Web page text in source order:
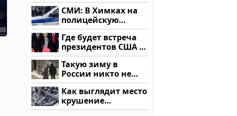
этого продукта: что
купить?
СМИ: В Химках на
полицейскую
машину напали и
подожгли.
Где будет встреча
президентов США и
России: Европа?
Такую зиму в
России никто не
ждал: как так?!
Как выглядит место
крушение
вертолета на